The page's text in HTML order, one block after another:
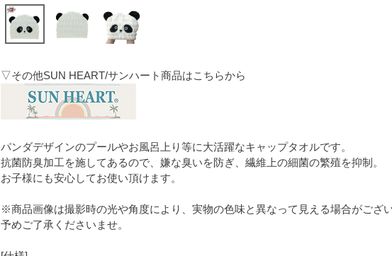
▽その他SUN HEART/サンハート商品はこちらから
パンダデザインのプールやお風呂上り等に大活躍なキャップタオルです。
抗菌防臭加工を施してあるので、嫌な臭いを防ぎ、繊維上の細菌の繁殖を抑制。
お子様にも安心してお使い頂けます。
※商品画像は撮影時の光や角度により、実物の色味と異なって見える場合がござい
予めご了承くださいませ。